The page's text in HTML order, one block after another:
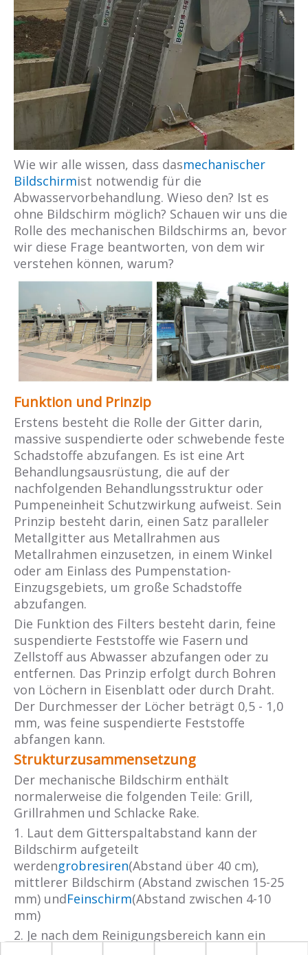
Wie wir alle wissen, dass dasmechanischer
Bildschirmist notwendig für die
Abwasservorbehandlung. Wieso den? Ist es
ohne Bildschirm möglich? Schauen wir uns die
Rolle des mechanischen Bildschirms an, bevor
wir diese Frage beantworten, von dem wir
verstehen können, warum?
Funktion und Prinzip
Erstens besteht die Rolle der Gitter darin,
massive suspendierte oder schwebende feste
Schadstoffe abzufangen. Es ist eine Art
Behandlungsausrüstung, die auf der
nachfolgenden Behandlungsstruktur oder
Pumpeneinheit Schutzwirkung aufweist. Sein
Prinzip besteht darin, einen Satz paralleler
Metallgitter aus Metallrahmen aus
Metallrahmen einzusetzen, in einem Winkel
oder am Einlass des Pumpenstation-
Einzugsgebiets, um große Schadstoffe
abzufangen.
Die Funktion des Filters besteht darin, feine
suspendierte Feststoffe wie Fasern und
Zellstoff aus Abwasser abzufangen oder zu
entfernen. Das Prinzip erfolgt durch Bohren
von Löchern in Eisenblatt oder durch Draht.
Der Durchmesser der Löcher beträgt 0,5 - 1,0
mm, was feine suspendierte Feststoffe
abfangen kann.
Strukturzusammensetzung
Der mechanische Bildschirm enthält
normalerweise die folgenden Teile: Grill,
Grillrahmen und Schlacke Rake.
1. Laut dem Gitterspaltabstand kann der
Bildschirm aufgeteilt
werdengrobresiren(Abstand über 40 cm),
mittlerer Bildschirm (Abstand zwischen 15-25
mm) undFeinschirm(Abstand zwischen 4-10
mm)
2. Je nach dem Reinigungsbereich kann ein